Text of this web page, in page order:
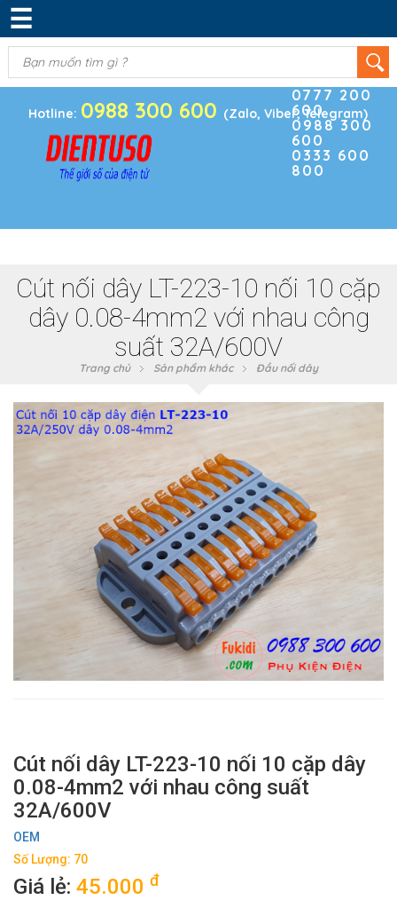
DANH MỤC SẢN PHẨM
KIM KHÍ
ĐIỆN TRỞ & TỤ ĐIỆN
BOARD PHÁT TRIỂN
MODULE CẢM BIẾN
LINH KIỆN KHÁC
☰
Hotline: 0988 300 600 (Zalo, Viber, Telegram)
Điện thoại
0777 200
600
0988 300
600
0333 600
800
(0)
Cút nối dây LT-223-10 nối 10 cặp
dây 0.08-4mm2 với nhau công
suất 32A/600V
Trang chủ Sản phẩm khác Đầu nối dây
Cút nối dây LT-223-10 nối 10 cặp dây
0.08-4mm2 với nhau công suất
32A/600V
OEM
Số Lượng: 70
Giá lẻ: 45.000 đ